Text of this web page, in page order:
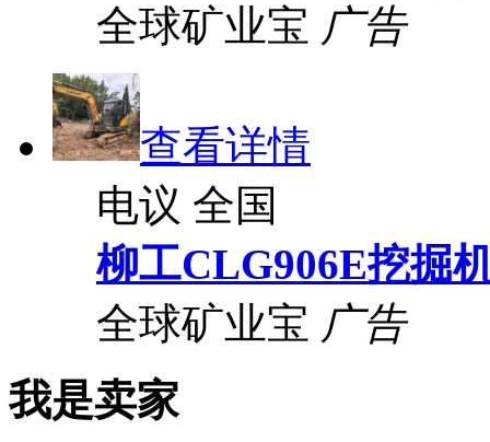
全球矿业宝 广告
查看详情
电议 全国
柳工CLG906E挖掘
全球矿业宝 广告
我是卖家